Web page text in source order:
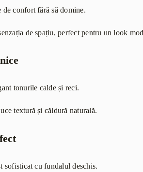
de confort fără să domine.
de spațiu, perfect pentru un look
tonurile calde și reci.
textură și căldură naturală.
sofisticat cu fundalul deschis.